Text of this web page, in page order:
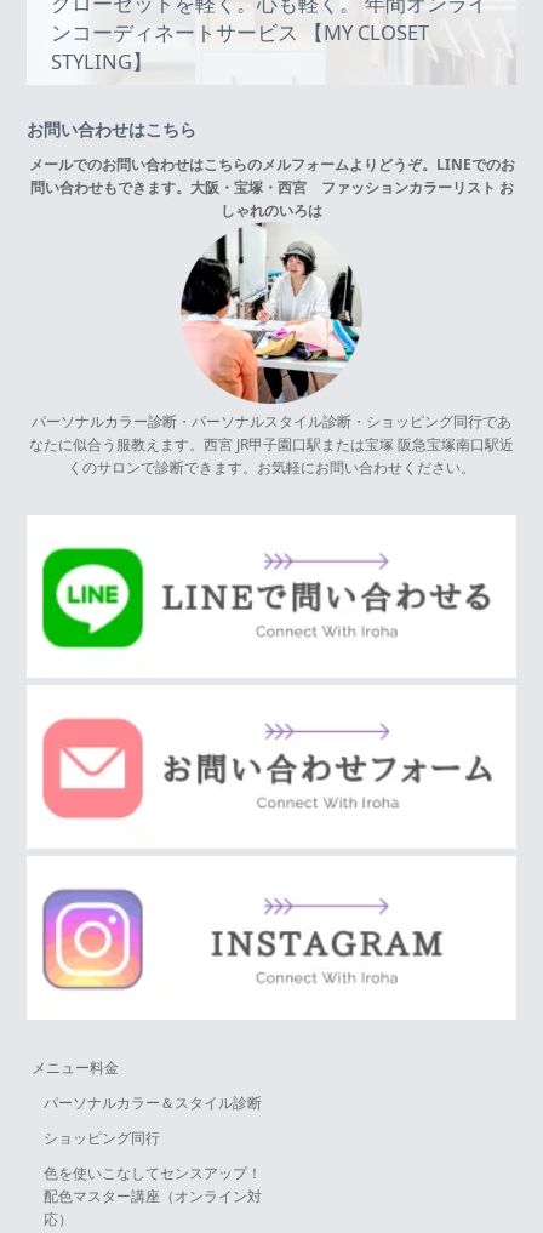
ンコーディネートサービス 【MY CLOSET
STYLING】
お問い合わせはこちら
メールでのお問い合わせはこちらのメルフォームよりどうぞ。LINEでのお
問い合わせもできます。 大阪・宝塚・西宮 ファッションカラーリスト お
しゃれのいろは
パーソナルカラー診断・パーソナルスタイル診断・ショッピング同行であ
なたに似合う服教えます。西宮 JR甲子園口駅または宝塚 阪急宝塚南口駅近
くのサロンで診断できます。お気軽にお問い合わせください。
メニュー料金
パーソナルカラー＆スタイル診断
ショッピング同行
色を使いこなしてセンスアップ！
配色マスター講座（オンライン対
応）